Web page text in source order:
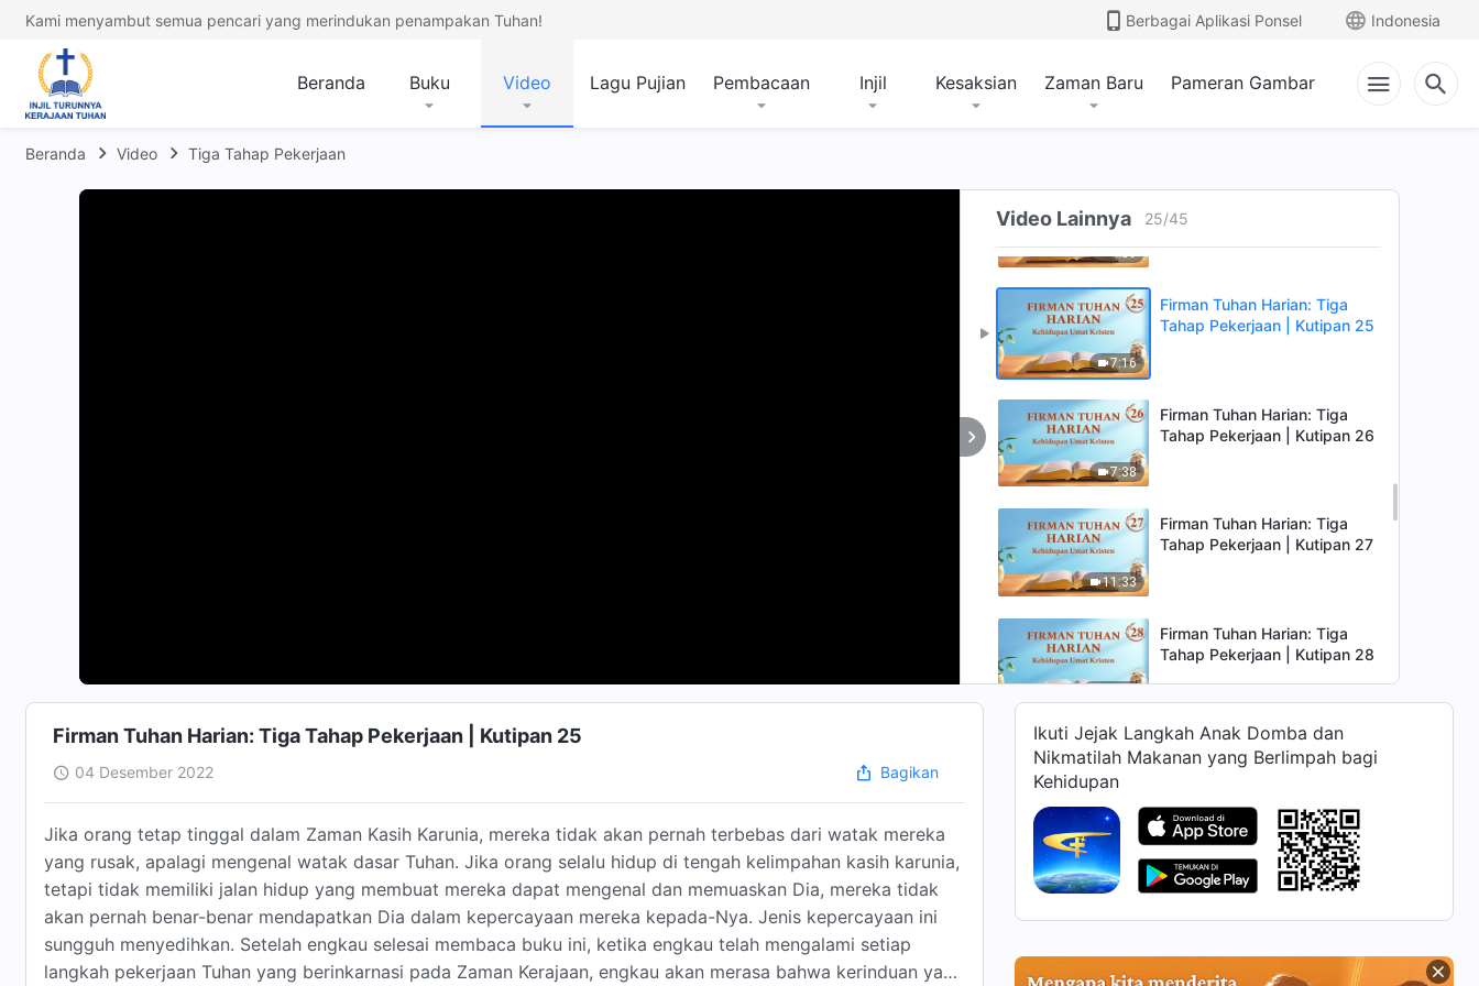
Kami menyambut semua pencari yang merindukan penampakan Tuhan! Berbagai Aplikasi Ponsel Indonesia
Beranda Buku Video Lagu Pujian Pembacaan Injil Kesaksian Zaman Baru Pameran Gambar
Beranda Video Tiga Tahap Pekerjaan
Video Lainnya 25/45
7:23
Firman Tuhan Harian: Tiga
Tahap Pekerjaan | Kutipan 23
4:59
Firman Tuhan Harian: Tiga
Tahap Pekerjaan | Kutipan 24
7:16
Firman Tuhan Harian: Tiga
Tahap Pekerjaan | Kutipan 25
7:38
Firman Tuhan Harian: Tiga
Tahap Pekerjaan | Kutipan 26
11:33
Firman Tuhan Harian: Tiga
Tahap Pekerjaan | Kutipan 27
Firman Tuhan Harian: Tiga
Tahap Pekerjaan | Kutipan 28
Firman Tuhan Harian: Tiga
Tahap Pekerjaan | Kutipan 29
Firman Tuhan Harian: Tiga
Tahap Pekerjaan | Kutipan 30
Firman Tuhan Harian: Tiga
Tahap Pekerjaan | Kutipan 31
Firman Tuhan Harian: Tiga Tahap Pekerjaan | Kutipan 25
04 Desember 2022 Bagikan
Jika orang tetap tinggal dalam Zaman Kasih Karunia, mereka tidak akan pernah terbebas dari watak mereka
yang rusak, apalagi mengenal watak dasar Tuhan. Jika orang selalu hidup di tengah kelimpahan kasih karunia,
tetapi tidak memiliki jalan hidup yang membuat mereka dapat mengenal dan memuaskan Dia, mereka tidak
akan pernah benar-benar mendapatkan Dia dalam kepercayaan mereka kepada-Nya. Jenis kepercayaan ini
sungguh menyedihkan. Setelah engkau selesai membaca buku ini, ketika engkau telah mengalami setiap
langkah pekerjaan Tuhan yang berinkarnasi pada Zaman Kerajaan, engkau akan merasa bahwa kerinduan yang
Ikuti Jejak Langkah Anak Domba dan
Nikmatilah Makanan yang Berlimpah bagi
Kehidupan